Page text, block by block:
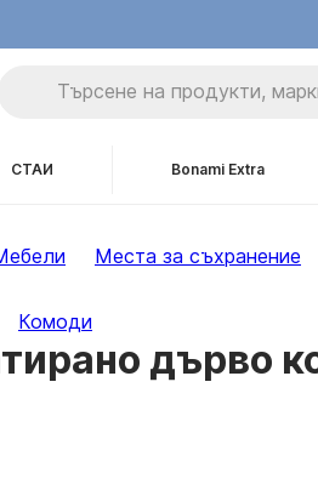
СТАИ Bonami Extra
Места за съхранение
Комоди
дърво